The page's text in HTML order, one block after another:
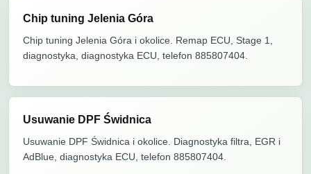
Chip tuning Jelenia Góra
Chip tuning Jelenia Góra i okolice. Remap ECU, Stage 1,
diagnostyka, diagnostyka ECU, telefon 885807404.
Usuwanie DPF Świdnica
Usuwanie DPF Świdnica i okolice. Diagnostyka filtra, EGR i
AdBlue, diagnostyka ECU, telefon 885807404.